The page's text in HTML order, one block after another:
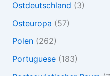
Ostdeutschland (3)
Osteuropa (57)
Polen(262)
Portuguese(183)